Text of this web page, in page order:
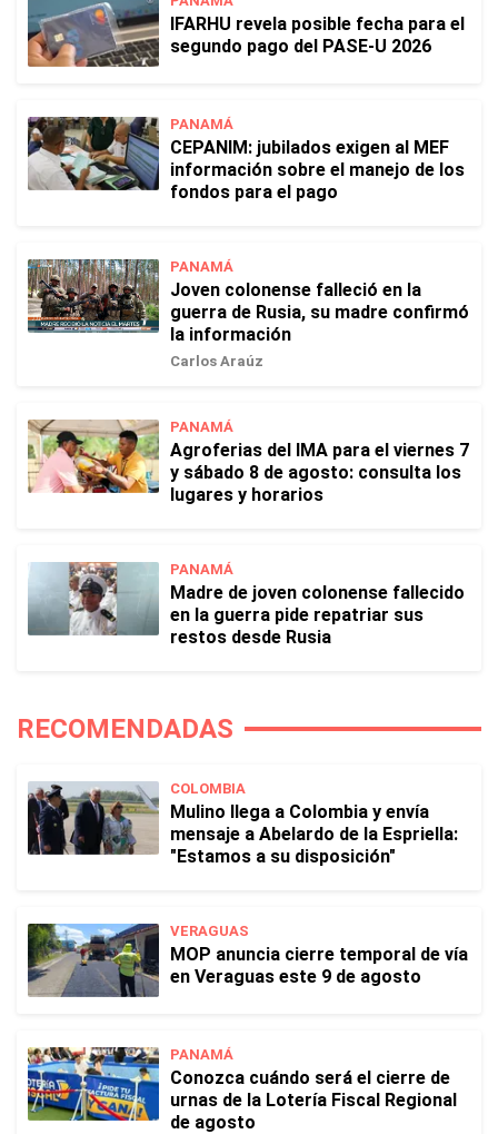
IFARHU revela posible fecha para el
segundo pago del PASE-U 2026
PANAMÁ
CEPANIM: jubilados exigen al MEF
información sobre el manejo de los
fondos para el pago
PANAMÁ
Joven colonense falleció en la
guerra de Rusia, su madre confirmó
la información
Carlos Araúz
PANAMÁ
Agroferias del IMA para el viernes 7
y sábado 8 de agosto: consulta los
lugares y horarios
PANAMÁ
Madre de joven colonense fallecido
en la guerra pide repatriar sus
restos desde Rusia
RECOMENDADAS
COLOMBIA
Mulino llega a Colombia y envía
mensaje a Abelardo de la Espriella:
"Estamos a su disposición"
VERAGUAS
MOP anuncia cierre temporal de vía
en Veraguas este 9 de agosto
PANAMÁ
Conozca cuándo será el cierre de
urnas de la Lotería Fiscal Regional
de agosto